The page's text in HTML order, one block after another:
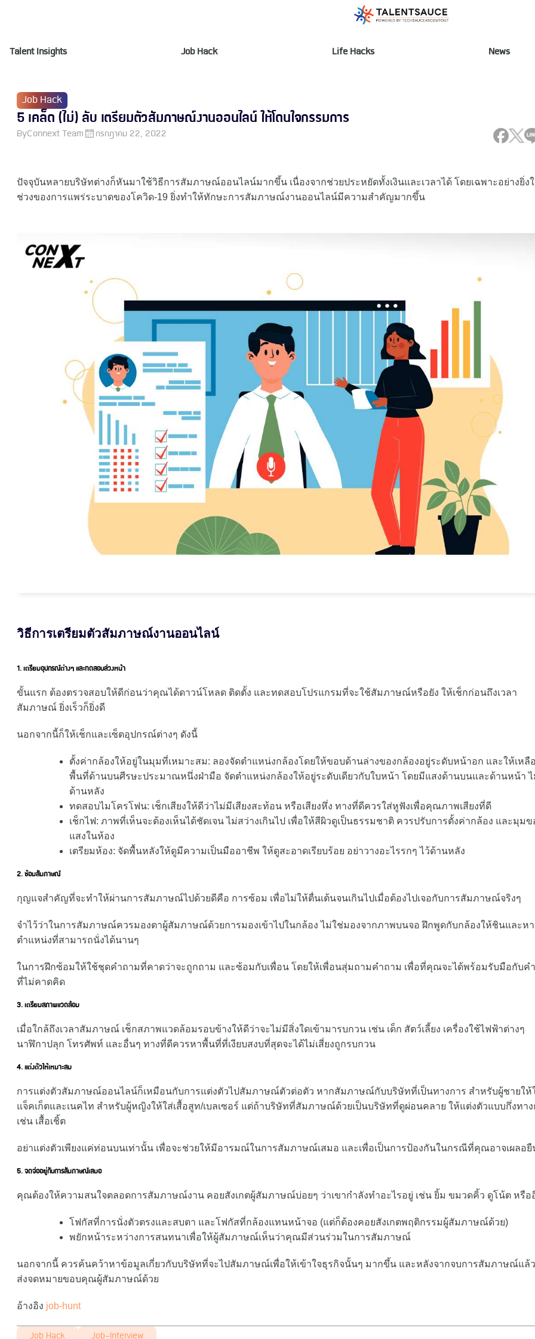
Talent Insights Job Hack Life Hacks News
Job Hack
5 เคล็ด (ไม่) ลับ เตรียมตัวสัมภาษณ์งานออนไลน์ ให้โดนใจกรรมการ
ByConnext Team กรกฎาคม 22, 2022
ปัจจุบันหลายบริษัทต่างก็หันมาใช้วิธีการสัมภาษณ์ออนไลน์มากขึ้น เนื่องจากช่วยประหยัดทั้งเงินและเวลาได้ โดยเฉพาะอย่างยิ่ง
ช่วงของการแพร่ระบาดของโควิด-19 ยิ่งทำให้ทักษะการสัมภาษณ์งานออนไลน์มีความสำคัญมากขึ้น
วิธีการเตรียมตัวสัมภาษณ์งานออนไลน์
1. เตรียมอุปกรณ์ต่างๆ และทดสอบล่วงหน้า
ขั้นแรก ต้องตรวจสอบให้ดีก่อนว่าคุณได้ดาวน์โหลด ติดตั้ง และทดสอบโปรแกรมที่จะใช้สัมภาษณ์หรือยัง ให้เช็กก่อนถึงเวลา
สัมภาษณ์ ยิ่งเร็วก็ยิ่งดี
นอกจากนี้ก็ให้เช็กและเซ็ตอุปกรณ์ต่างๆ ดังนี้
ตั้งค่ากล้องให้อยู่ในมุมที่เหมาะสม: ลองจัดตำแหน่งกล้องโดยให้ขอบด้านล่างของกล้องอยู่ระดับหน้าอก และให้เหลือ
พื้นที่ด้านบนศีรษะประมาณหนึ่งฝ่ามือ จัดตำแหน่งกล้องให้อยู่ระดับเดียวกับใบหน้า โดยมีแสงด้านบนและด้านหน้า ไ
ด้านหลัง
ทดสอบไมโครโฟน: เช็กเสียงให้ดีว่าไม่มีเสียงสะท้อน หรือเสียงหึ่ง ทางที่ดีควรใส่หูฟังเพื่อคุณภาพเสียงที่ดี
เช็กไฟ: ภาพที่เห็นจะต้องเห็นได้ชัดเจน ไม่สว่างเกินไป เพื่อให้สีผิวดูเป็นธรรมชาติ ควรปรับการตั้งค่ากล้อง และมุมข
แสงในห้อง
เตรียมห้อง: จัดพื้นหลังให้ดูมีความเป็นมืออาชีพ ให้ดูสะอาดเรียบร้อย อย่าวางอะไรรกๆ ไว้ด้านหลัง
2. ซ้อมสัมภาษณ์
กุญแจสำคัญที่จะทำให้ผ่านการสัมภาษณ์ไปด้วยดีคือ การซ้อม เพื่อไม่ให้ตื่นเต้นจนเกินไปเมื่อต้องไปเจอกับการสัมภาษณ์จริงๆ
จำไว้ว่าในการสัมภาษณ์ควรมองตาผู้สัมภาษณ์ด้วยการมองเข้าไปในกล้อง ไม่ใช่มองจากภาพบนจอ ฝึกพูดกับกล้องให้ชินและหา
ตำแหน่งที่สามารถนั่งได้นานๆ
ในการฝึกซ้อมให้ใช้ชุดคำถามที่คาดว่าจะถูกถาม และซ้อมกับเพื่อน โดยให้เพื่อนสุ่มถามคำถาม เพื่อที่คุณจะได้พร้อมรับมือกับค
ที่ไม่คาดคิด
3. เตรียมสภาพแวดล้อม
เมื่อใกล้ถึงเวลาสัมภาษณ์ เช็กสภาพแวดล้อมรอบข้างให้ดีว่าจะไม่มีสิ่งใดเข้ามารบกวน เช่น เด็ก สัตว์เลี้ยง เครื่องใช้ไฟฟ้าต่างๆ
นาฬิกาปลุก โทรศัพท์ และอื่นๆ ทางที่ดีควรหาพื้นที่ที่เงียบสงบที่สุดจะได้ไม่เสี่ยงถูกรบกวน
4. แต่งตัวให้เหมาะสม
การแต่งตัวสัมภาษณ์ออนไลน์ก็เหมือนกับการแต่งตัวไปสัมภาษณ์ตัวต่อตัว หากสัมภาษณ์กับบริษัทที่เป็นทางการ สำหรับผู้ชายให้
แจ็คเก็ตและเนคไท สำหรับผู้หญิงให้ใส่เสื้อสูท/เบลเซอร์ แต่ถ้าบริษัทที่สัมภาษณ์ด้วยเป็นบริษัทที่ดูผ่อนคลาย ให้แต่งตัวแบบกึ่งทาง
เช่น เสื้อเชิ้ต
อย่าแต่งตัวเพียงแค่ท่อนบนเท่านั้น เพื่อจะช่วยให้มีอารมณ์ในการสัมภาษณ์เสมอ และเพื่อเป็นการป้องกันในกรณีที่คุณอาจเผลอยื
5. จดจ่ออยู่กับการสัมภาษณ์เสมอ
คุณต้องให้ความสนใจตลอดการสัมภาษณ์งาน คอยสังเกตผู้สัมภาษณ์บ่อยๆ ว่าเขากำลังทำอะไรอยู่ เช่น ยิ้ม ขมวดคิ้ว ดูโน้ต หรือ
โฟกัสที่การนั่งตัวตรงและสบตา และโฟกัสที่กล้องแทนหน้าจอ (แต่ก็ต้องคอยสังเกตพฤติกรรมผู้สัมภาษณ์ด้วย)
พยักหน้าระหว่างการสนทนาเพื่อให้ผู้สัมภาษณ์เห็นว่าคุณมีส่วนร่วมในการสัมภาษณ์
นอกจากนี้ ควรค้นคว้าหาข้อมูลเกี่ยวกับบริษัทที่จะไปสัมภาษณ์เพื่อให้เข้าใจธุรกิจนั้นๆ มากขึ้น และหลังจากจบการสัมภาษณ์แล้
ส่งจดหมายขอบคุณผู้สัมภาษณ์ด้วย
อ้างอิง job-hunt
Job Hack Job-Interview